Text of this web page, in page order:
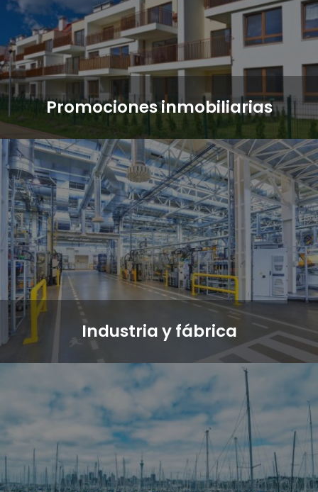
Promociones inmobiliarias
Industria y fábrica